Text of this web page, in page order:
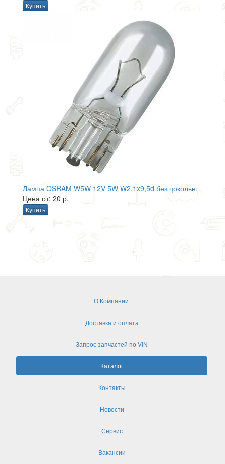
Купить
Лампа OSRAM W5W 12V 5W W2,1x9,5d без цокольн.
Цена от: 20 р.
Купить
О Компании
Доставка и оплата
Запрос запчастей по VIN
Каталог
Контакты
Новости
Сервис
Вакансии